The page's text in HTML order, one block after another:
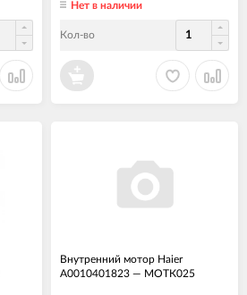
Нет в наличии
Кол-во
Внутренний мотор Haier
A0010401823 — МОТК025